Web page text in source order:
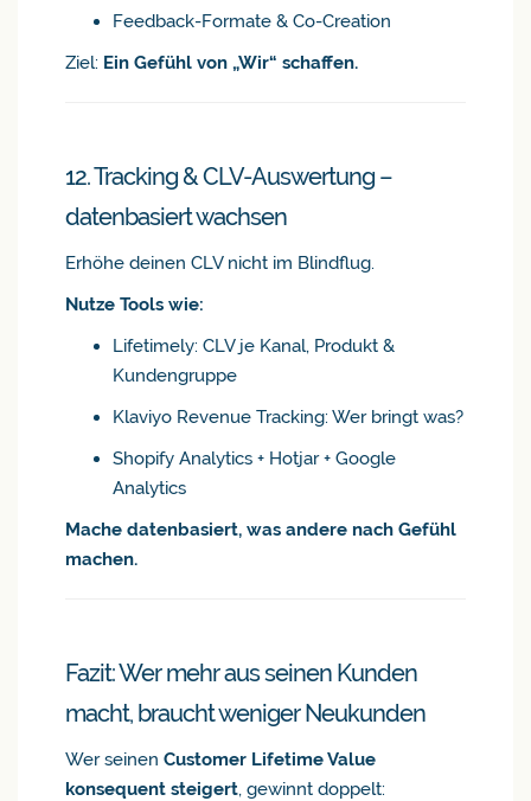
Feedback-Formate & Co-Creation
Ziel: Ein Gefühl von „Wir“ schaffen.
12. Tracking & CLV-Auswertung –
datenbasiert wachsen
Erhöhe deinen CLV nicht im Blindflug.
Nutze Tools wie:
Lifetimely: CLV je Kanal, Produkt &
Kundengruppe
Klaviyo Revenue Tracking: Wer bringt was?
Shopify Analytics + Hotjar + Google
Analytics
Mache datenbasiert, was andere nach Gefühl
machen.
Fazit: Wer mehr aus seinen Kunden
macht, braucht weniger Neukunden
Wer seinen Customer Lifetime Value
konsequent steigert, gewinnt doppelt: